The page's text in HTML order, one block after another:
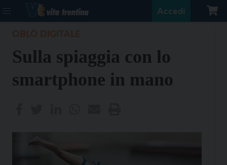
Accedi
Sulla spiaggia con lo
smartphone in mano